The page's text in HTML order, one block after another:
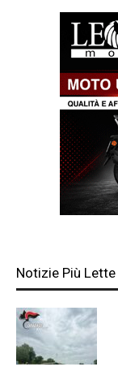
Notizie Più Lette